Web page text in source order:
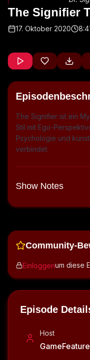
The Signifier
17. Oktober 2020
The Signifier ist ein
Stil mit Ego-
Psychologie und
verbindet.
Show Notes
Community-
Einloggenum diese
Episode
Host